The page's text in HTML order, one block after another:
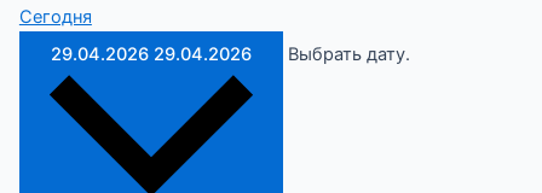
Cегодня
29.04.2026 29.04.2026 Выбрать дату.